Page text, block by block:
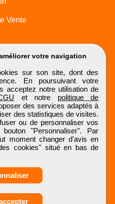
ses
votre navigation
sur son site, dont des
En poursuivant votre
acceptez notre utilisation de
et notre politique de
des services adaptés à
des statistiques de visites.
ou de personnaliser vos
"Personnaliser". Par
moment changer d'avis en
cookies" situé en bas de
Vente